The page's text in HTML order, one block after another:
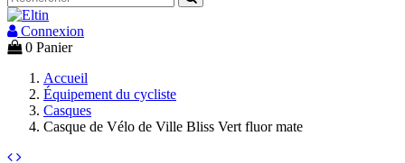
Connexion
0 Panier
Accueil
Équipement du cycliste
Casques
Casque de Vélo de Ville Bliss Vert fluor mate